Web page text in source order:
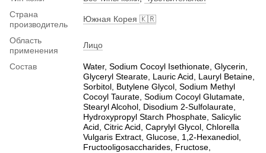
Страна
производитель
Южная Корея 🇰🇷
Область
применения
Лицо
Состав
Water, Sodium Cocoyl Isethionate, Glycerin,
Glyceryl Stearate, Lauric Acid, Lauryl Betaine,
Sorbitol, Butylene Glycol, Sodium Methyl
Cocoyl Taurate, Sodium Cocoyl Glutamate,
Stearyl Alcohol, Disodium 2-Sulfolaurate,
Hydroxypropyl Starch Phosphate, Salicylic
Acid, Citric Acid, Caprylyl Glycol, Chlorella
Vulgaris Extract, Glucose, 1,2-Hexanediol,
Fructooligosaccharides, Fructose,